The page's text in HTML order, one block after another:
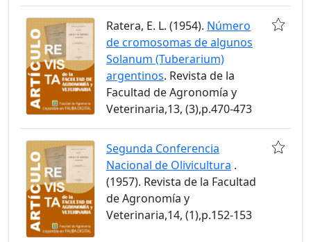
Ratera, E. L. (1954). Número
de cromosomas de algunos
Solanum (Tuberarium)
argentinos. Revista de la
Facultad de Agronomía y
Veterinaria,13, (3),p.470-473
Segunda Conferencia
Nacional de Olivicultura .
(1957). Revista de la Facultad
de Agronomía y
Veterinaria,14, (1),p.152-153